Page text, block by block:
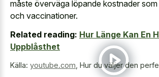
måste överväga löpande kostnader
och vaccinationer.
Related reading: Hur Länge Kan En
Uppblåsthet
Källa: youtube.com Hur du väljer den